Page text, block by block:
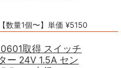
【数量1個〜】単価 ¥5150
取得 スイッチ
ー 24V 1.5A セン